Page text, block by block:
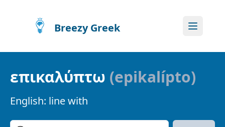
Breezy Greek
επικαλύπτω (epikalípto)
English: line with